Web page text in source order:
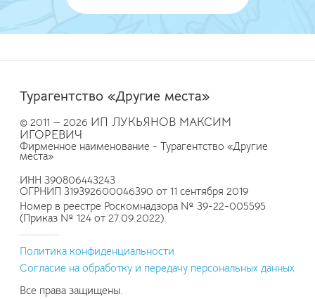
Турагентство «Другие места»
© 2011 — 2026 ИП ЛУКЬЯНОВ МАКСИМ
ИГОРЕВИЧ
Фирменное наименование - Турагентство «Другие
места»
ИНН 390806443243
ОГРНИП 319392600046390 от 11 сентября 2019
Номер в реестре Роскомнадзора № 39-22-005595
(Приказ № 124 от 27.09.2022).
Политика конфиденциальности
Согласие на обработку и передачу персональных данных
Все права защищены.